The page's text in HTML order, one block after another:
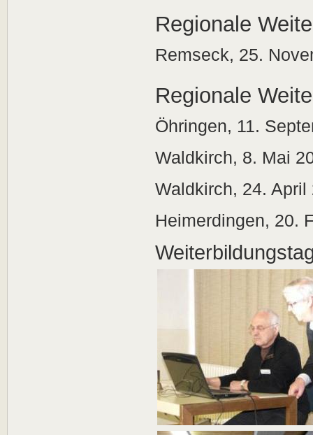
Regionale
Remseck, 25.
Regionale
Öhringen, 11.
Waldkirch, 8. Mai
Waldkirch, 24. April
Heimerdingen, 20.